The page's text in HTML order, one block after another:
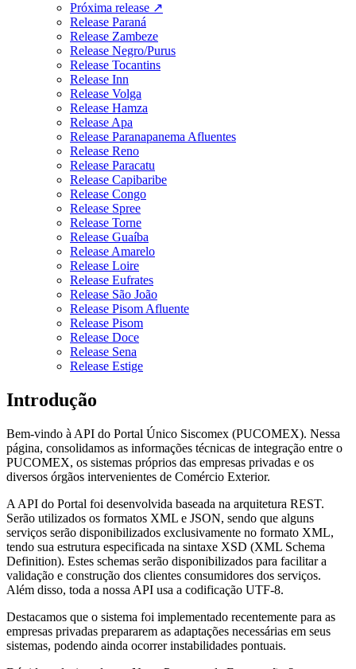
Próxima release ↗
Release Paraná
Release Zambeze
Release Negro/Purus
Release Tocantins
Release Inn
Release Volga
Release Hamza
Release Apa
Release Paranapanema Afluentes
Release Reno
Release Paracatu
Release Capibaribe
Release Congo
Release Spree
Release Torne
Release Guaíba
Release Amarelo
Release Loire
Release Eufrates
Release São João
Release Pisom Afluente
Release Pisom
Release Doce
Release Sena
Release Estige
Introdução
Bem-vindo à API do Portal Único Siscomex (PUCOMEX). Nessa
página, consolidamos as informações técnicas de integração entre o
PUCOMEX, os sistemas próprios das empresas privadas e os
diversos órgãos intervenientes de Comércio Exterior.
A API do Portal foi desenvolvida baseada na arquitetura REST.
Serão utilizados os formatos XML e JSON, sendo que alguns
serviços serão disponibilizados exclusivamente no formato XML,
tendo sua estrutura especificada na sintaxe XSD (XML Schema
Definition). Estes schemas serão disponibilizados para facilitar a
validação e construção dos clientes consumidores dos serviços.
Além disso, toda a nossa API usa a codificação UTF-8.
Destacamos que o sistema foi implementado recentemente para as
empresas privadas prepararem as adaptações necessárias em seus
sistemas, podendo ainda ocorrer instabilidades pontuais.